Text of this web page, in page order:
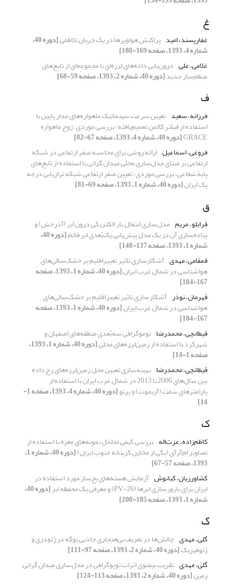
غ
غفارپسند، امید پراکنش هواویزها در یک جریان تلاطمی [دوره 40،
شماره 4، 1393، صفحه 169-180]
غلامی، علی درون‌یابی داده‌های لرزه‌ای با مجموعه‌ای از تابع‌های
منظم‌ساز جدید[دوره 40، شماره 2، 1393، صفحه 59-68]
ف
فرزانه، سعید تعیین سرعت سینماتیک ماهواره‌های مدار پایین با
استفاده از فیلتر کالمن تعمیم‌یافته؛ بررسی موردی: زوج ماهواره
GRACE[دوره 40، شماره 4، 1393، صفحه 67-82]
فروغی، اسماعیل ارائه روشی برای محاسبه صفر ارتفاعی در شبکه
ارتفاعی بر مبنای مدل‌سازی محلی میدان گرانی با استفاده از تابع‌های
پایة شعاعی، بررسی موردی: تعیین صفر ارتفاعی شبکه ترازیابی درجه
یک ایران[دوره 40، شماره 1، 1393، صفحه 69-81]
ق
قرایلو، مریم مدل‌سازی انتقال بار الکتریکی درون اَبر (آذرخش) و
پیاده‌سازی آن در یک مدل پیش‌یابی یک‌بُعدی ابر قائم [دوره 40،
شماره 1، 1393، صفحه 137-148]
قمقامی، مهدی آشکارسازی تاثیر تغییراقلیم بر خشک‌سالی‌‌‌های
هواشناسی در شمال غرب ایران [دوره 40، شماره 1، 1393، صفحه
167-184]
قهرمان، نوذر آشکارسازی تاثیر تغییراقلیم بر خشک‌سالی‌‌‌های
هواشناسی در شمال غرب ایران [دوره 40، شماره 1، 1393، صفحه
167-184]
قیطانچی، محمد‌رضا توموگرافی سه‌بُعدی منطقه‌‌های اصفهان و
شهرکرد با استفاده از زمین‌لرزه‌‌های محلی [دوره 40، شماره 1، 1393،
صفحه 1-14]
قیطانچی، محمد‌رضا بهینه‌سازی تعیین محل زمین‌لرزه‌‌های رخ داده
بین سال‌های 2006 تا 2013 در شمال غرب ایران با استفاده از
پارامتر‌های سَمت (آزیموت) و پرتو [دوره 40، شماره 4، 1393، صفحه 1-
14]
ک
کاظم‌زاده، عزت‌اله بررسی کیفی تخلخل نمونه‌‌‌‌های مغزه با استفاده از
تصاویر ام‌آر‌آی (یکی از مخازن کربناته جنوب ایران) [دوره 40، شماره 1،
1393، صفحه 57-67]
کشاورزیان، کیانوش آزمایش هسته‌های یخ‌ساز مورد استفاده در
ایران برای بارورسازی ابرها (PV-26) و معرفی یک محفظه ابر [دوره 40،
شماره 1، 1393، صفحه 185-200]
گ
گلی، مهدی چالش‌ها در تعریف بی‌‌هنجاری جاذبی بوگه در ژئودزی و
ژئوفیزیک[دوره 40، شماره 2، 1393، صفحه 97-111]
گلی، مهدی تقریب بیضویِ اثرات توپوگرافی در مدل‌سازی میدان گرانی
زمین[دوره 40، شماره 2، 1393، صفحه 113-124]